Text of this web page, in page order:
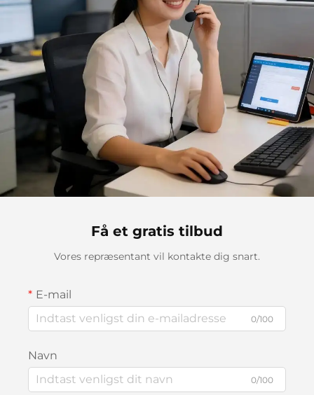
Få et gratis tilbud
Vores repræsentant vil kontakte dig snart.
E-mail
0/100
Navn
0/100